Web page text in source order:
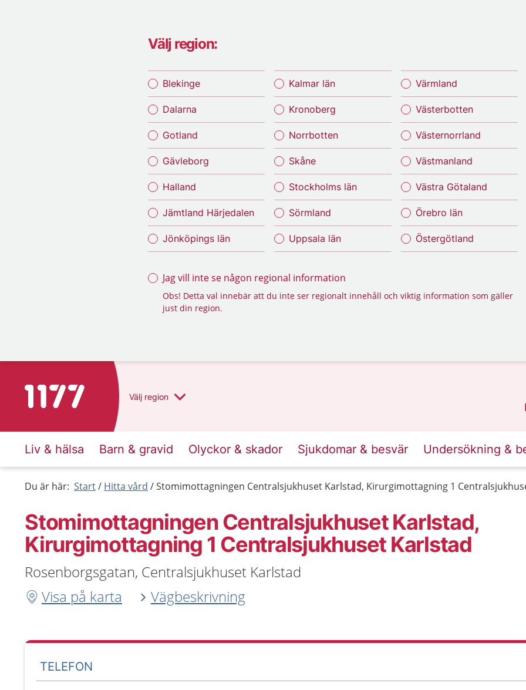
Välj region:
Blekinge
Dalarna
Gotland
Gävleborg
Halland
Jämtland Härjedalen
Jönköpings län
Kalmar län
Kronoberg
Norrbotten
Skåne
Stockholms län
Sörmland
Uppsala län
Värmland
Västerbotten
Västernorrland
Västmanland
Västra Götaland
Örebro län
Östergötland
Jag vill inte se någon regional information
Obs! Detta val innebär att du inte ser regionalt innehåll och viktig information som gäller
just din region.
Till startsidan för 1177 Välj region
Liv & hälsa Barn & gravid Olyckor & skador Sjukdomar & besvär Undersökning &
Du är här: Start Hitta vård Stomimottagningen Centralsjukhuset Karlstad, Kirurgimottagning 1
Stomimottagningen Centralsjukhuset Karlstad,
Kirurgimottagning 1 Centralsjukhuset Karlstad
Rosenborgsgatan, Centralsjukhuset Karlstad
Visa på karta
Vägbeskrivning
TELEFON